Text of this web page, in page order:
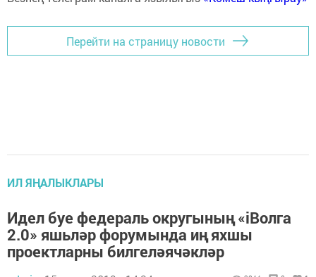
Перейти на страницу новости
ИЛ ЯҢАЛЫКЛАРЫ
Идел буе федераль округының «iВолга
2.0» яшьләр форумында иң яхшы
проектларны билгеләячәкләр